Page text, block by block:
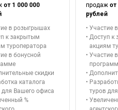
от 1 000 000
в розыгрышах
к закрытым
туроператора
в бонусной
скидки
каталога
для Вашего офиса
%
продаж от
рублей
Участие
Доступ к
акциям
Участие
туров